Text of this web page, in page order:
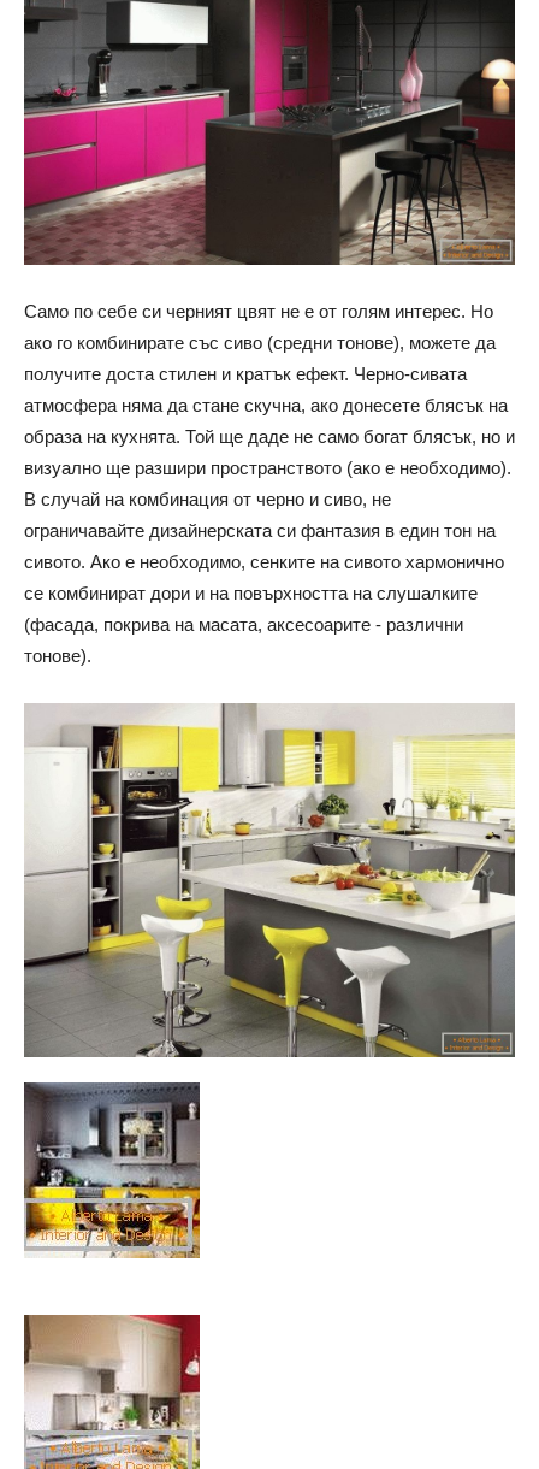
Само по себе си черният цвят не е от голям интерес. Но
ако го комбинирате със сиво (средни тонове), можете да
получите доста стилен и кратък ефект. Черно-сивата
атмосфера няма да стане скучна, ако донесете блясък на
образа на кухнята. Той ще даде не само богат блясък, но и
визуално ще разшири пространството (ако е необходимо).
В случай на комбинация от черно и сиво, не
ограничавайте дизайнерската си фантазия в един тон на
сивото. Ако е необходимо, сенките на сивото хармонично
се комбинират дори и на повърхността на слушалките
(фасада, покрива на масата, аксесоарите - различни
тонове).